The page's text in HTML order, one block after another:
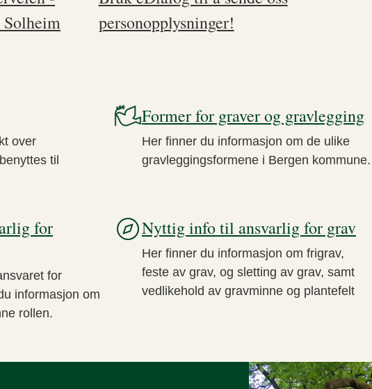
personopplysninger!
over
til
Former for graver og gravlegging
Her finner du informasjon om de ulike
gravleggingsformene i Bergen kommune.
for
for
informasjon om
rollen.
Nyttig info til ansvarlig for grav
Her finner du informasjon om frigrav,
feste av grav, og sletting av grav, samt
vedlikehold av gravminne og plantefelt